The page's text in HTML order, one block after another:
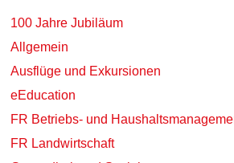
100 Jahre Jubiläum
Allgemein
Ausflüge und Exkursionen
eEducation
FR Betriebs- und
FR Landwirtschaft